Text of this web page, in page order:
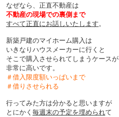
なぜなら、正直不動産は
不動産の現場での裏側まで
すべて正直にお話しいたします。
新築戸建のマイホーム購入は
いきなりハウスメーカーに行くと
そこで購入させられてしまうケースが
非常に高いです。
＃借入限度額いっぱいまで
＃借りさせられる
行ってみた方は分かると思いますが
とにかく 毎週末の予定を埋められて